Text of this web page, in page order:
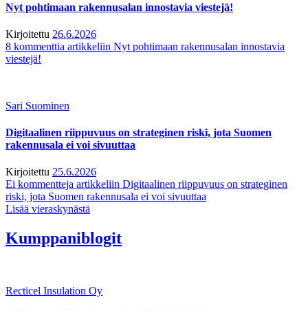
Nyt pohtimaan rakennusalan innostavia viestejä!
Kirjoitettu 26.6.2026
8 kommenttia artikkeliin Nyt pohtimaan rakennusalan innostavia
viestejä!
Sari Suominen
Digitaalinen riippuvuus on strateginen riski, jota Suomen
rakennusala ei voi sivuuttaa
Kirjoitettu 25.6.2026
Ei kommentteja artikkeliin Digitaalinen riippuvuus on strateginen
riski, jota Suomen rakennusala ei voi sivuuttaa
Lisää vieraskynästä
Kumppaniblogit
Recticel Insulation Oy